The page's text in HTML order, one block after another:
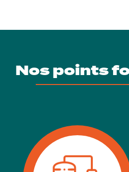
Nos points